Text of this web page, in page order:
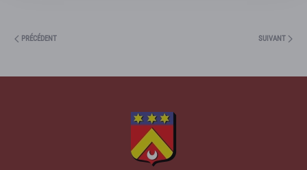
PRÉCÉDENT SUIVANT